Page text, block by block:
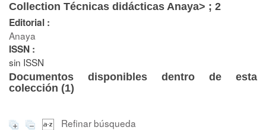
Collection Técnicas didácticas Anaya> ; 2
Editorial :
Anaya
ISSN :
sin ISSN
Documentos disponibles dentro de esta
colección (1)
Refinar búsqueda